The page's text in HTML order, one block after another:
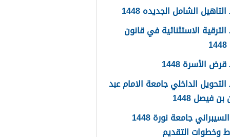
الشامل الجديده 1448
الاستثنائية في قانون
الأسرة 1448
الداخلي جامعة الامام عبد
فيصل 1448
الامن السيبراني جامعة نورة 1448
وخطوات التقديم